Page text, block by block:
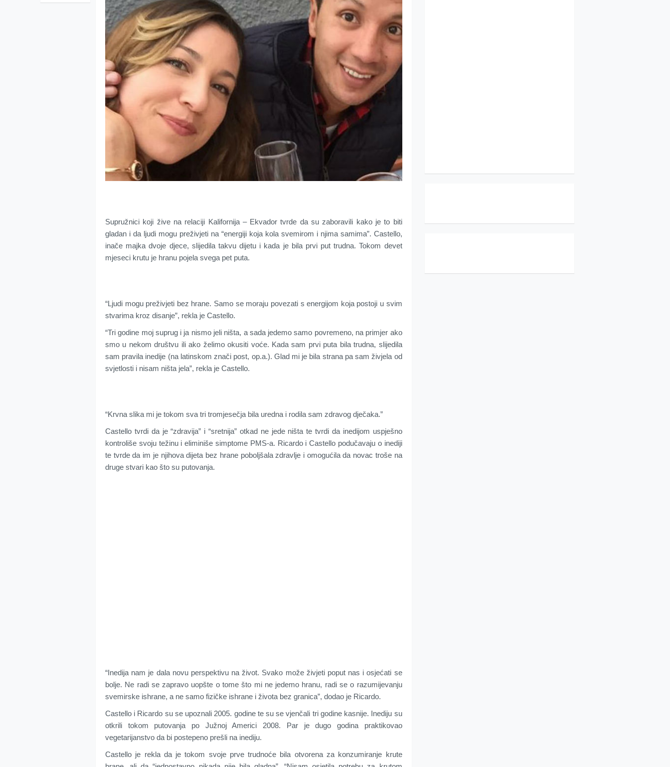
Supružnici koji žive na relaciji Kalifornija – Ekvador tvrde da su zaboravili kako je to biti
gladan i da ljudi mogu preživjeti na “energiji koja kola svemirom i njima samima”. Castello,
inače majka dvoje djece, slijedila takvu dijetu i kada je bila prvi put trudna. Tokom devet
mjeseci krutu je hranu pojela svega pet puta.
“Ljudi mogu preživjeti bez hrane. Samo se moraju povezati s energijom koja postoji u svim
stvarima kroz disanje”, rekla je Castello.
“Tri godine moj suprug i ja nismo jeli ništa, a sada jedemo samo povremeno, na primjer ako
smo u nekom društvu ili ako želimo okusiti voće. Kada sam prvi puta bila trudna, slijedila
sam pravila inedije (na latinskom znači post, op.a.). Glad mi je bila strana pa sam živjela od
svjetlosti i nisam ništa jela”, rekla je Castello.
“Krvna slika mi je tokom sva tri tromjesečja bila uredna i rodila sam zdravog dječaka.”
Castello tvrdi da je “zdravija” i “sretnija” otkad ne jede ništa te tvrdi da inedijom uspješno
kontroliše svoju težinu i eliminiše simptome PMS-a. Ricardo i Castello podučavaju o inediji
te tvrde da im je njihova dijeta bez hrane poboljšala zdravlje i omogućila da novac troše na
druge stvari kao što su putovanja.
“Inedija nam je dala novu perspektivu na život. Svako može živjeti poput nas i osjećati se
bolje. Ne radi se zapravo uopšte o tome što mi ne jedemo hranu, radi se o razumijevanju
svemirske ishrane, a ne samo fizičke ishrane i života bez granica”, dodao je Ricardo.
Castello i Ricardo su se upoznali 2005. godine te su se vjenčali tri godine kasnije. Inediju su
otkrili tokom putovanja po Južnoj Americi 2008. Par je dugo godina praktikovao
vegetarijanstvo da bi postepeno prešli na inediju.
Castello je rekla da je tokom svoje prve trudnoće bila otvorena za konzumiranje krute